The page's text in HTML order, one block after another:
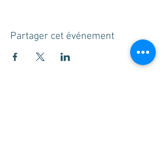
Partager cet événement